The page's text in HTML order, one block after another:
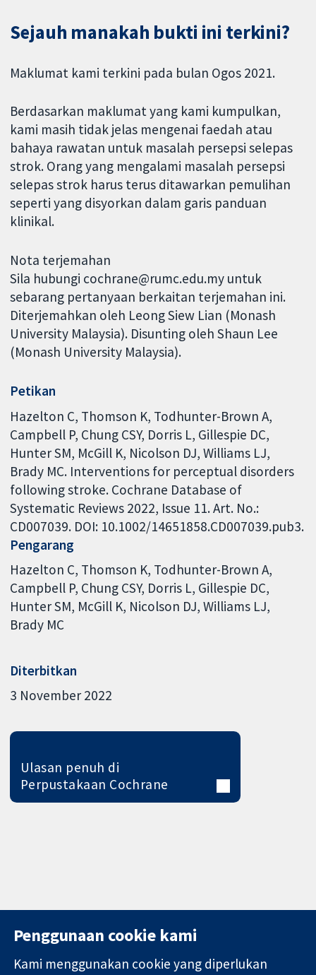
Sejauh manakah bukti ini terkini?
Maklumat kami terkini pada bulan Ogos 2021.
Berdasarkan maklumat yang kami kumpulkan,
kami masih tidak jelas mengenai faedah atau
bahaya rawatan untuk masalah persepsi selepas
strok. Orang yang mengalami masalah persepsi
selepas strok harus terus ditawarkan pemulihan
seperti yang disyorkan dalam garis panduan
klinikal.
Nota terjemahan
Sila hubungi cochrane@rumc.edu.my untuk
sebarang pertanyaan berkaitan terjemahan ini.
Diterjemahkan oleh Leong Siew Lian (Monash
University Malaysia). Disunting oleh Shaun Lee
(Monash University Malaysia).
Petikan
Hazelton C, Thomson K, Todhunter-Brown A,
Campbell P, Chung CSY, Dorris L, Gillespie DC,
Hunter SM, McGill K, Nicolson DJ, Williams LJ,
Brady MC. Interventions for perceptual disorders
following stroke. Cochrane Database of
Systematic Reviews 2022, Issue 11. Art. No.:
CD007039. DOI: 10.1002/14651858.CD007039.pub3.
Pengarang
Hazelton C Thomson K Todhunter-Brown A
Campbell P Chung CSY Dorris L Gillespie DC
Hunter SM McGill K Nicolson DJ Williams LJ
Brady MC
Diterbitkan
3 November 2022
Ulasan penuh di
Perpustakaan Cochrane
Penggunaan cookie kami
Kami menggunakan cookie yang diperlukan